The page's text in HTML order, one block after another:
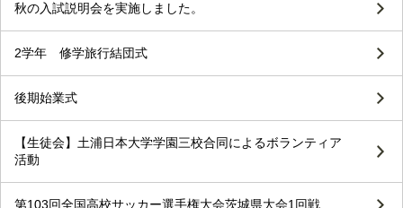
秋の入試説明会を実施しました。
2学年 修学旅行結団式
後期始業式
【生徒会】土浦日本大学学園三校合同によるボランティア
活動
第103回全国高校サッカー選手権大会茨城県大会1回戦